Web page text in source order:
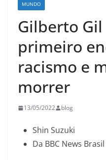
MUNDO
Gilberto
primeiro
racismo e
morrer
13/05/2022 blog
Shin Suzuki
Da BBC News